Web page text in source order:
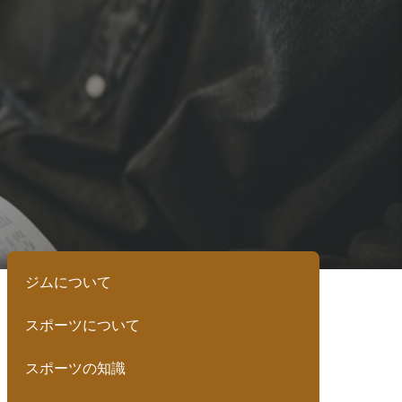
ジムについて
スポーツについて
スポーツの知識